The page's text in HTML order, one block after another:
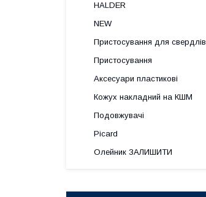
HALDER
NEW
Пристосування для свердлів
Пристосування
Аксесуари пластикові
Кожух накладний на КШМ
Подовжувачі
Picard
Олейник ЗАЛИШИТИ